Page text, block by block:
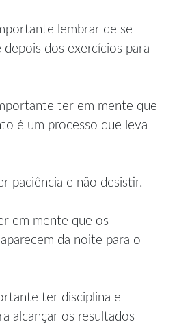
lembrar de se
depois dos exercícios para
ter em mente que
é um processo que leva
paciência e não desistir.
em mente que os
da noite para o
ter disciplina e
alcançar os resultados